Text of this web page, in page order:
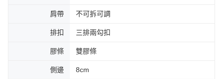
肩帶 不可拆可調
排扣 三排兩勾扣
膠條 雙膠條
側邊 8cm